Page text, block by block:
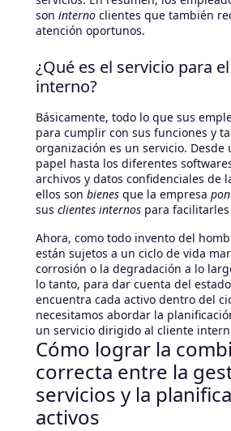
son interno clientes que también
atención oportunos.
¿Qué es el servicio para
interno?
Básicamente, todo lo que sus
para cumplir con sus funciones y
organización es un servicio. Desde
papel hasta los diferentes
archivos y datos confidenciales de
ellos son bienes que la empresa
sus clientes internos para
Ahora, como todo invento del
están sujetos a un ciclo de vida
corrosión o la degradación a lo
lo tanto, para dar cuenta del
encuentra cada activo dentro del
necesitamos abordar la
un servicio dirigido al cliente
Cómo lograr la
correcta entre la
servicios y la
activos